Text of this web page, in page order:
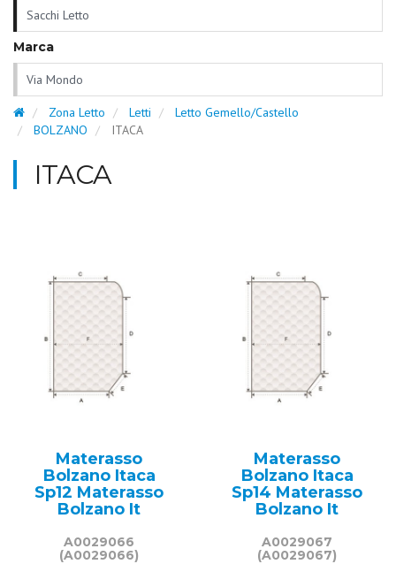
Sacchi Letto
Marca
Via Mondo
Zona Letto Letti
Letto Gemello/Castello
BOLZANO
ITACA
ITACA
Materasso
Bolzano Itaca
Sp12 Materasso
Bolzano It
A0029066
(A0029066)
Materasso
Bolzano Itaca
Sp14 Materasso
Bolzano It
A0029067
(A0029067)